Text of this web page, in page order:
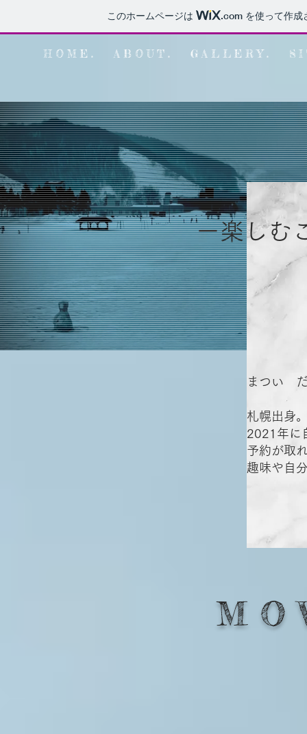
このホームページは .com を使って作成
H O M E . A B O U T . G A L L E R Y . S I
ー楽しむ
自分
まつい
札幌出身
2021年に
予約が取
趣味や自
M O